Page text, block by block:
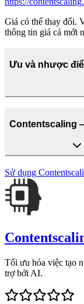
Giá có thể thay đổi.
thông tin giá cả mới
Ưu và nhược
Contentscaling
Sử dụng
Tối ưu hóa việc tạo
trợ bởi AI.